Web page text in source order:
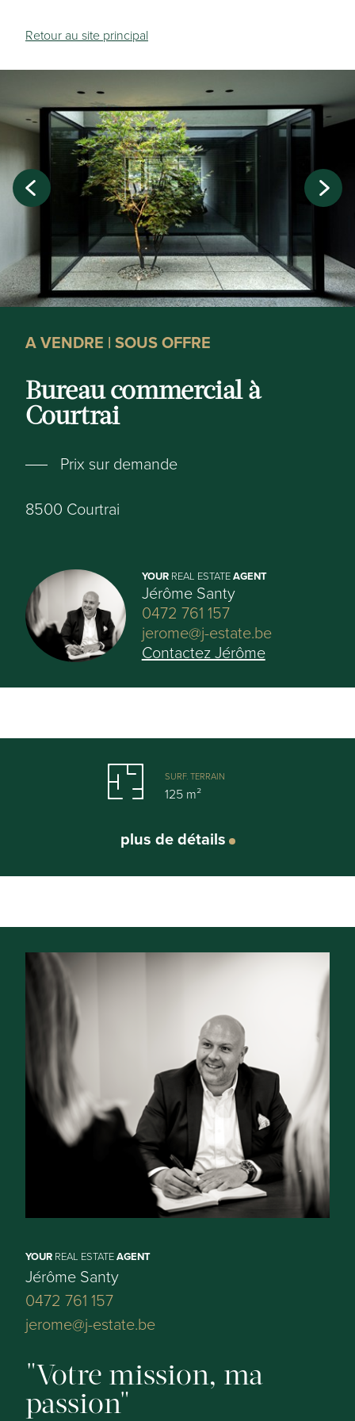
Retour au site principal
A VENDRE | SOUS OFFRE
Bureau commercial à
Courtrai
Prix sur demande
8500 Courtrai
YOUR REAL ESTATEAGENT
Jérôme Santy
0472 761 157
jerome@j-estate.be
Contactez Jérôme
SURF. TERRAIN
125 m²
plus de détails
Adresse:
Courtrai
Référence:
JS/TK/0765
Type:
Bureau commercial
Disponible:
Superficie de la parcelle:
125 m²
Largeur parcelle:
6,8 m
Surface construite:
Année de construction:
1966
YOUR REAL ESTATEAGENT
Jérôme Santy
0472 761 157
jerome@j-estate.be
Votre mission, ma
passion